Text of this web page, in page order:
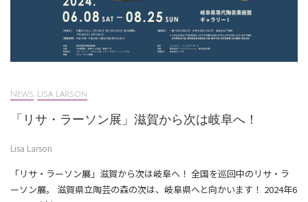
News, Lisa Larson
「リサ・ラーソン展」滋賀から次は岐阜へ！
Lisa Larson
「リサ・ラーソン展」滋賀から次は岐阜へ！ 全国を巡回中のリサ・ラ
ーソン展。⁠ 滋賀県立陶芸の森の次は、岐阜県へと向かいます！⁠ 2024年6